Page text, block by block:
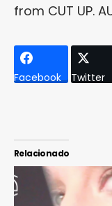
from CUT UP.
Facebook Twitter
Relacionado